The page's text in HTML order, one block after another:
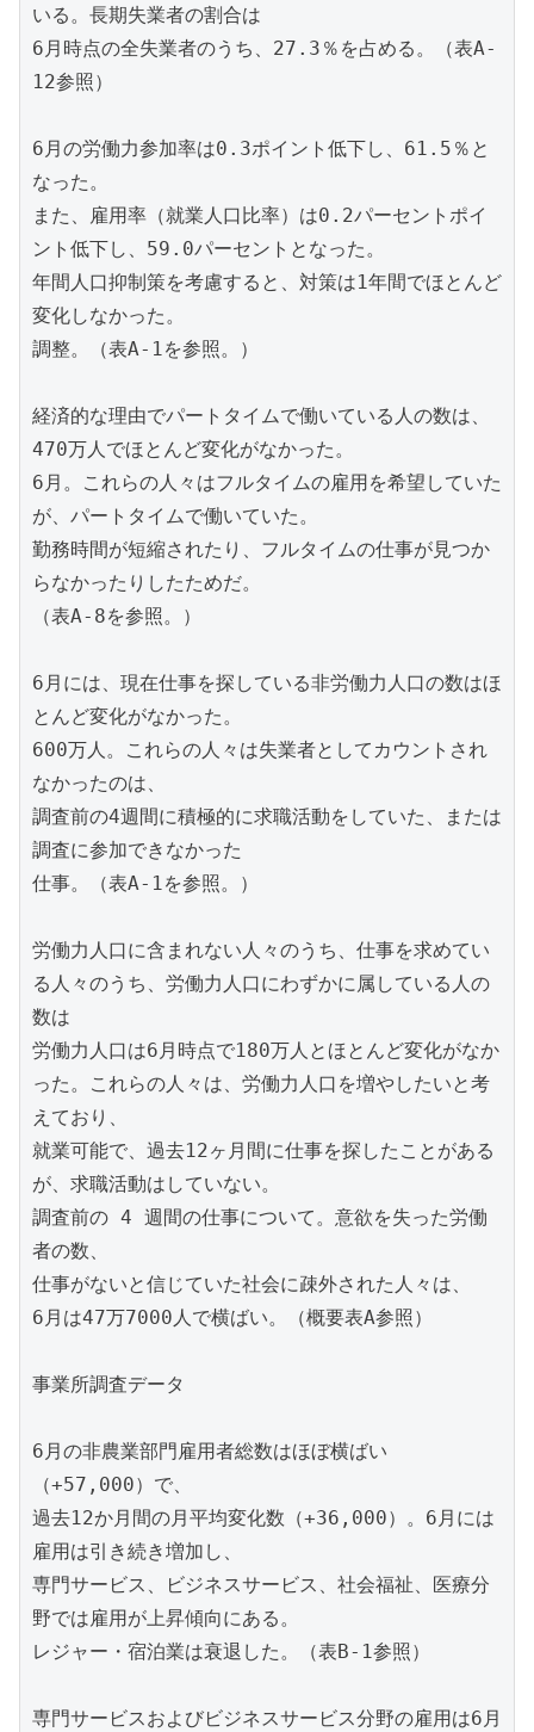
いる。長期失業者の割合は
6月時点の全失業者のうち、27.3％を占める。（表A-
12参照）
6月の労働力参加率は0.3ポイント低下し、61.5％と
なった。
また、雇用率（就業人口比率）は0.2パーセントポイ
ント低下し、59.0パーセントとなった。
年間人口抑制策を考慮すると、対策は1年間でほとんど
変化しなかった。
調整。（表A-1を参照。）
経済的な理由でパートタイムで働いている人の数は、
470万人でほとんど変化がなかった。
6月。これらの人々はフルタイムの雇用を希望していた
が、パートタイムで働いていた。
勤務時間が短縮されたり、フルタイムの仕事が見つか
らなかったりしたためだ。
（表A-8を参照。）
6月には、現在仕事を探している非労働力人口の数はほ
とんど変化がなかった。
600万人。これらの人々は失業者としてカウントされ
なかったのは、
調査前の4週間に積極的に求職活動をしていた、または
調査に参加できなかった
仕事。（表A-1を参照。）
労働力人口に含まれない人々のうち、仕事を求めてい
る人々のうち、労働力人口にわずかに属している人の
数は
労働力人口は6月時点で180万人とほとんど変化がなか
った。これらの人々は、労働力人口を増やしたいと考
えており、
就業可能で、過去12ヶ月間に仕事を探したことがある
が、求職活動はしていない。
調査前の 4 週間の仕事について。意欲を失った労働
者の数、
仕事がないと信じていた社会に疎外された人々は、
6月は47万7000人で横ばい。（概要表A参照）
事業所調査データ
6月の非農業部門雇用者総数はほぼ横ばい
（+57,000）で、
過去12か月間の月平均変化数（+36,000）。6月には
雇用は引き続き増加し、
専門サービス、ビジネスサービス、社会福祉、医療分
野では雇用が上昇傾向にある。
レジャー・宿泊業は衰退した。（表B-1参照）
専門サービスおよびビジネスサービス分野の雇用は6月